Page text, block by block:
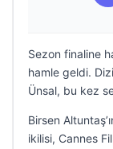
Sezon finaline
hamle geldi.
Ünsal, bu kez
Birsen
ikilisi, Cannes